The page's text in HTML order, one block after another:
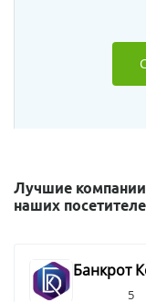
Лучшие
наших
Банкрот
5